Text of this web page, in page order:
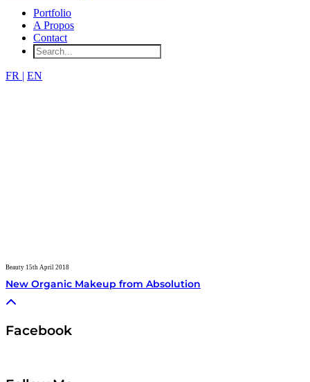
Portfolio
A Propos
Contact
FR | EN
Beauty 15th April 2018
New Organic Makeup from Absolution
Facebook